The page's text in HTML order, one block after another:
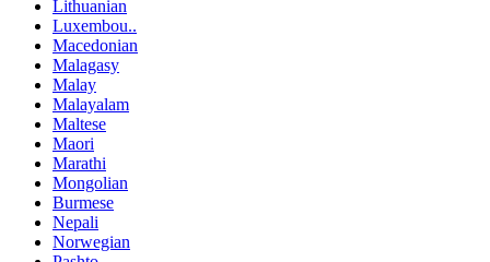
Lithuanian
Luxembou..
Macedonian
Malagasy
Malay
Malayalam
Maltese
Maori
Marathi
Mongolian
Burmese
Nepali
Norwegian